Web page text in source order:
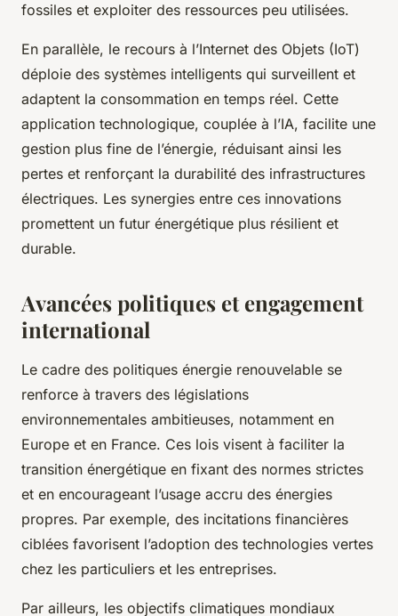
fossiles et exploiter des ressources peu utilisées.
En parallèle, le recours à l’Internet des Objets (IoT)
déploie des systèmes intelligents qui surveillent et
adaptent la consommation en temps réel. Cette
application technologique, couplée à l’IA, facilite une
gestion plus fine de l’énergie, réduisant ainsi les
pertes et renforçant la durabilité des infrastructures
électriques. Les synergies entre ces innovations
promettent un futur énergétique plus résilient et
durable.
Avancées politiques et engagement
international
Le cadre des politiques énergie renouvelable se
renforce à travers des législations
environnementales ambitieuses, notamment en
Europe et en France. Ces lois visent à faciliter la
transition énergétique en fixant des normes strictes
et en encourageant l’usage accru des énergies
propres. Par exemple, des incitations financières
ciblées favorisent l’adoption des technologies vertes
chez les particuliers et les entreprises.
Par ailleurs, les objectifs climatiques mondiaux